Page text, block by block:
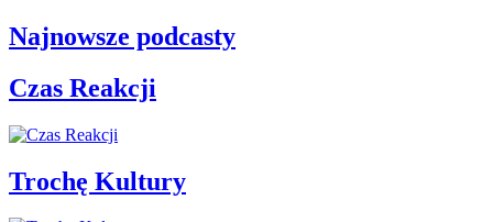
Najnowsze podcasty
Czas Reakcji
Trochę Kultury